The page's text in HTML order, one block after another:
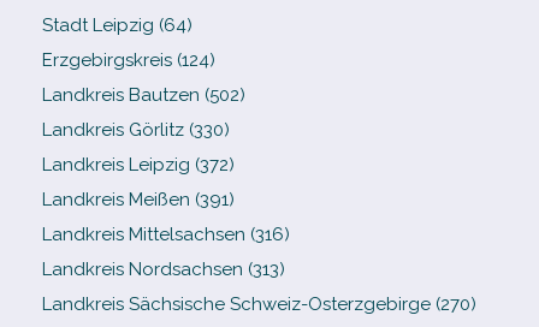
Stadt Leipzig (64)
Erzgebirgskreis (124)
Landkreis Bautzen (502)
Landkreis Görlitz (330)
Landkreis Leipzig (372)
Landkreis Meißen (391)
Landkreis Mittelsachsen (316)
Landkreis Nordsachsen (313)
Landkreis Sächsische Schweiz-​Osterzgebirge (270)